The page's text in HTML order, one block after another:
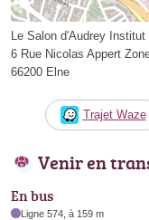
Le Salon d'Audrey Institut
6 Rue Nicolas Appert
66200 Elne
Trajet Waze
Venir en
En bus
Ligne 574, à 159 m